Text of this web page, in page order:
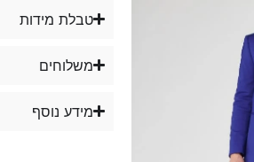
טבלת מידות
משלוחים
מידע נוסף